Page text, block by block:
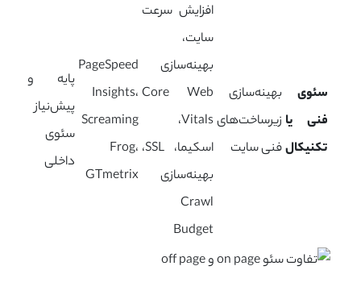
سئوی
فنی یا
تکنیکال
بهینه‌سازی
زیرساخت‌های
فنی سایت
افزایش سرعت
سایت،
بهینه‌سازی
Core Web
Vitals،
اسکیما، SSL،
بهینه‌سازی
Crawl
Budget
PageSpeed
Insights،
Screaming
Frog،
GTmetrix
پایه و
پیش‌نیاز
سئوی
داخلی